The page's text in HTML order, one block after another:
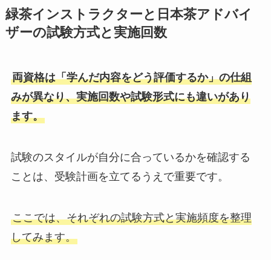
緑茶インストラクターと日本茶アドバイ
ザーの試験方式と実施回数
両資格は「学んだ内容をどう評価するか」の仕組
みが異なり、実施回数や試験形式にも違いがあり
ます。
試験のスタイルが自分に合っているかを確認する
ことは、受験計画を立てるうえで重要です。
ここでは、それぞれの試験方式と実施頻度を整理
してみます。